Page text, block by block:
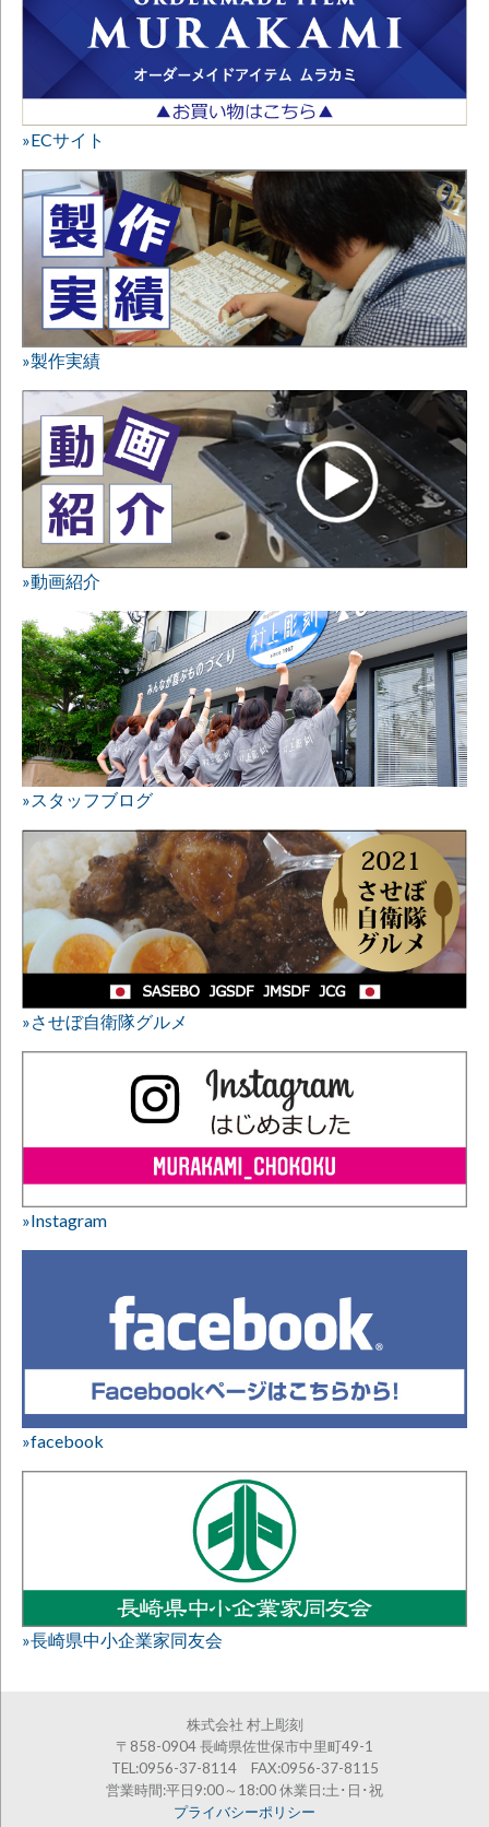
»ECサイト
»製作実績
»動画紹介
»スタッフブログ
»させぼ自衛隊グルメ
»Instagram
»facebook
»長崎県中小企業家同友会
株式会社 村上彫刻
〒858-0904 長崎県佐世保市中里町49-1
TEL:0956-37-8114 FAX:0956-37-8115
営業時間:平日9:00～18:00 休業日:土･日･祝
プライバシーポリシー